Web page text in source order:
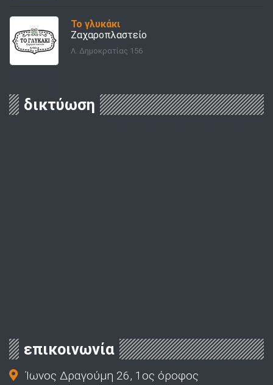
Το γλυκάκι
Ζαχαροπλαστείο
Λ. Δημοκρατίας 156
δικτύωση
επικοινωνία
Ίωνος Δραγούμη 26, 1ος όροφος